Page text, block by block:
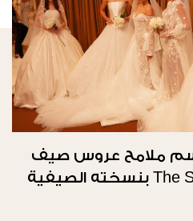
ملامح عروس صيف
2026 خلال The Showroom بنسخته الصيفية